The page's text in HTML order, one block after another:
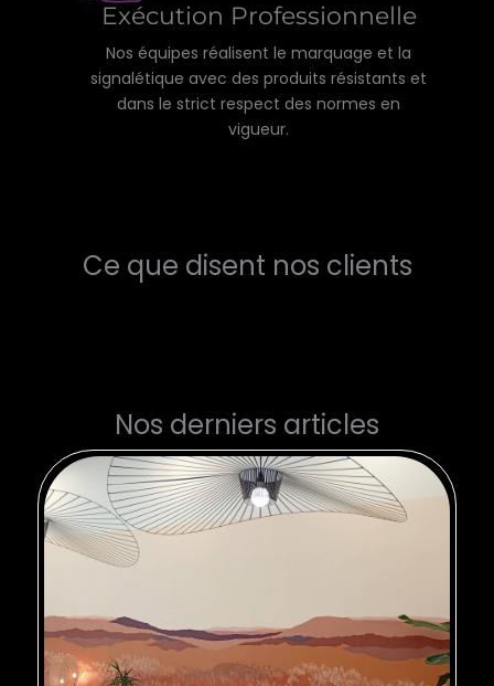
Exécution Professionnelle
Nos équipes réalisent le marquage et la
signalétique avec des produits résistants et
dans le strict respect des normes en
vigueur.
Ce que disent nos clients
Nos derniers articles